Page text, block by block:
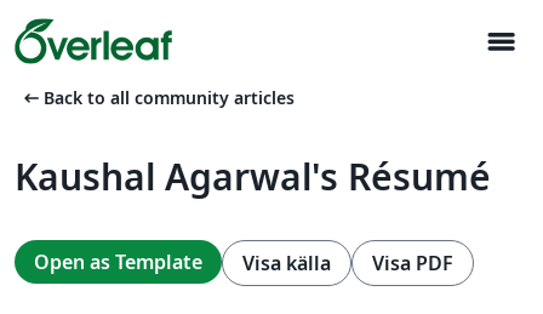
menu
arrow_left_alt Back to all community articles
Kaushal Agarwal's Résumé
Open as Template Visa källa Visa PDF